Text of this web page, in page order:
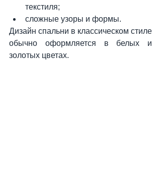
текстиля;
сложные узоры и формы.
Дизайн спальни в классическом стиле
обычно оформляется в белых и
золотых цветах.